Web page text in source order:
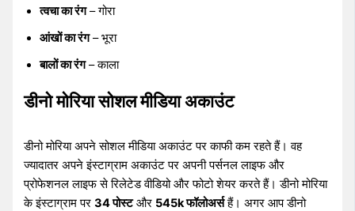
त्वचा का रंग– गोरा
आंखों का रंग– भूरा
बालों का रंग– काला
डीनो मोरिया सोशल मीडिया अकाउंट
डीनो मोरिया अपने सोशल मीडिया अकाउंट पर काफी कम रहते हैं। वह
ज्यादातर अपने इंस्टाग्राम अकाउंट पर अपनी पर्सनल लाइफ और
प्रोफेशनल लाइफ से रिलेटेड वीडियो और फोटो शेयर करते हैं। डीनो मोरिया
के इंस्टाग्राम पर34 पोस्टऔर 545k फॉलोअर्सहैं। अगर आप डीनो